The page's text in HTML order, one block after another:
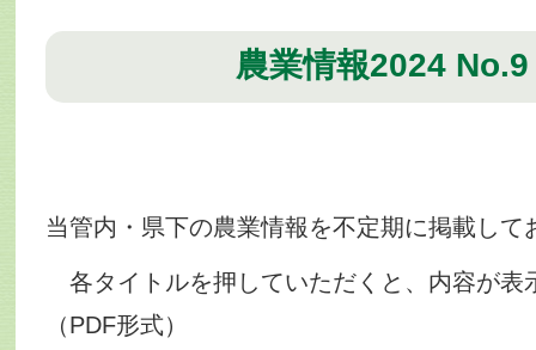
農業情報2024 No.9
当管内・県下の農業情報を不定期に掲載して
各タイトルを押していただくと、内容が表
（PDF形式）